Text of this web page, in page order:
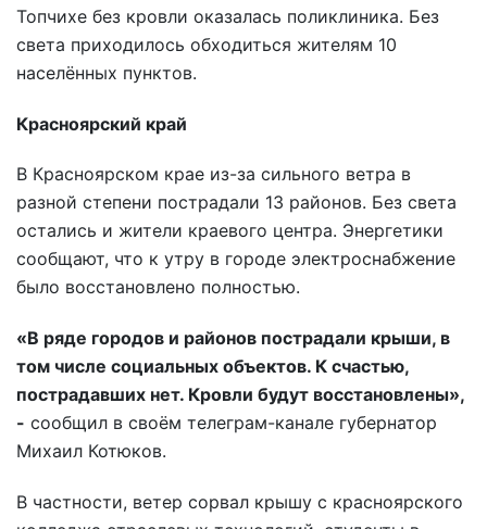
Топчихе без кровли оказалась поликлиника. Без
света приходилось обходиться жителям 10
населённых пунктов.
Красноярский край
В Красноярском крае из-за сильного ветра в
разной степени пострадали 13 районов. Без света
остались и жители краевого центра. Энергетики
сообщают, что к утру в городе электроснабжение
было восстановлено полностью.
«В ряде городов и районов пострадали крыши, в
том числе социальных объектов. К счастью,
пострадавших нет. Кровли будут восстановлены»,
- сообщил в своём телеграм-канале губернатор
Михаил Котюков.
В частности, ветер сорвал крышу с красноярского